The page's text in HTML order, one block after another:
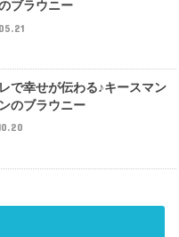
ブラウニー
で幸せが伝わる♪キースマン
のブラウニー